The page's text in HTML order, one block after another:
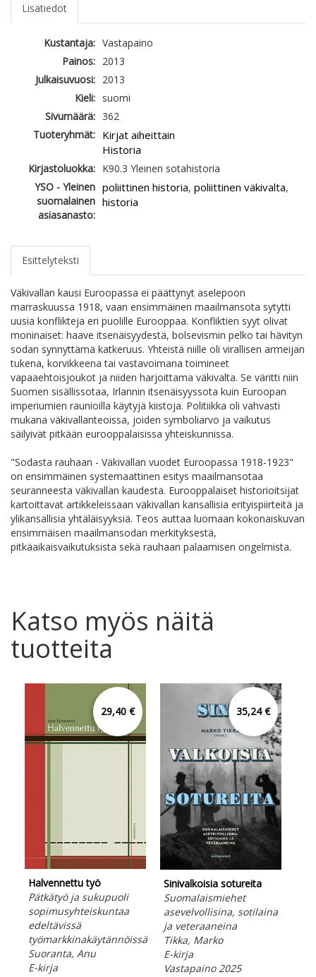
Lisätiedot
Kustantaja: Vastapaino
Painos: 2013
Julkaisuvuosi: 2013
Kieli: suomi
Sivumäärä: 362
Tuoteryhmät: Kirjat aiheittain
Historia
Kirjastoluokka: K90.3 Yleinen sotahistoria
YSO - Yleinen
suomalainen
asiasanasto:
poliittinen historia, poliittinen väkivalta,
historia
Esittelyteksti
Väkivallan kausi Euroopassa ei päättynyt aselepoon
marraskuussa 1918, vaan ensimmäinen maailmansota sytytti
uusia konflikteja eri puolille Eurooppaa. Konfliktien syyt olivat
moninaiset: haave itsenäisyydestä, bolsevismin pelko tai hävityn
sodan synnyttämä katkeruus. Yhteistä niille oli virallisen armeijan
tukena, korvikkeena tai vastavoimana toimineet
vapaaehtoisjoukot ja niiden harjoittama väkivalta. Se väritti niin
Suomen sisällissotaa, Irlannin itsenäisyyssota kuin Euroopan
imperiumien raunioilla käytyjä kiistoja. Politiikka oli vahvasti
mukana väkivallanteoissa, joiden symboliarvo ja vaikutus
säilyivät pitkään eurooppalaisissa yhteiskunnissa.
"Sodasta rauhaan - Väkivallan vuodet Euroopassa 1918-1923"
on ensimmäinen systemaattinen esitys maailmansotaa
seuranneesta väkivallan kaudesta. Eurooppalaiset historioitsijat
kartoittavat artikkeleissaan väkivallan kansallisia erityispiirteitä ja
ylikansallisia yhtäläisyyksiä. Teos auttaa luomaan kokonaiskuvan
ensimmäisen maailmansodan merkityksestä,
pitkäaikaisvaikutuksista sekä rauhaan palaamisen ongelmista.
Katso myös näitä
tuotteita
29,40 €
Halvennettu työ
Pätkätyö ja sukupuoli
sopimusyhteiskuntaa
edeltävissä
työmarkkinakäytännöissä
Suoranta, Anu
E-kirja
35,24 €
Sinivalkoisia sotureita
Suomalaismiehet
asevelvollisina, sotilaina
ja veteraaneina
Tikka, Marko
E-kirja
Vastapaino 2025